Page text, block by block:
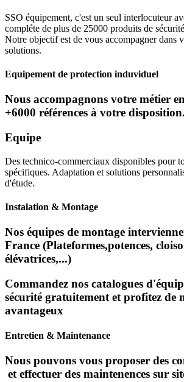
SSO équipement, c'est un seul interlocuteur
compléte de plus de 25000 produits de
Notre objectif est de vous accompagner dans
solutions.
Equipement de protection induviduel
Nous accompagnons votre métier
+6000 références à votre disposition.
Equipe
Des technico-commerciaux disponibles pour
spécifiques. Adaptation et solutions
d'étude.
Instalation & Montage
Nos équipes de montage
France (Plateformes,potences,
élévatrices,...)
Commandez nos catalogues
sécurité gratuitement et profitez de
avantageux
Entretien & Maintenance
Nous pouvons vous proposer des
et effectuer des maintenences sur